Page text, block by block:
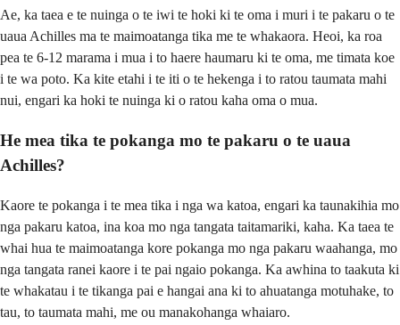
Ae, ka taea e te nuinga o te iwi te hoki ki te oma i muri i te pakaru o te
uaua Achilles ma te maimoatanga tika me te whakaora. Heoi, ka roa
pea te 6-12 marama i mua i to haere haumaru ki te oma, me timata koe
i te wa poto. Ka kite etahi i te iti o te hekenga i to ratou taumata mahi
nui, engari ka hoki te nuinga ki o ratou kaha oma o mua.
He mea tika te pokanga mo te pakaru o te uaua
Achilles?
Kaore te pokanga i te mea tika i nga wa katoa, engari ka taunakihia mo
nga pakaru katoa, ina koa mo nga tangata taitamariki, kaha. Ka taea te
whai hua te maimoatanga kore pokanga mo nga pakaru waahanga, mo
nga tangata ranei kaore i te pai ngaio pokanga. Ka awhina to taakuta ki
te whakatau i te tikanga pai e hangai ana ki to ahuatanga motuhake, to
tau, to taumata mahi, me ou manakohanga whaiaro.